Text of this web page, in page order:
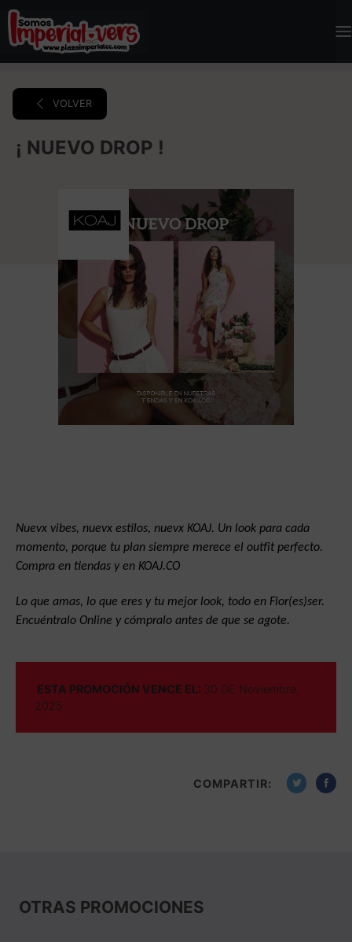
VOLVER
¡ NUEVO DROP !
Nuevx vibes, nuevx estilos, nuevx KOAJ. Un look para cada
momento, porque tu plan siempre merece el outfit perfecto.
Compra en tiendas y en KOAJ.CO
Lo que amas, lo que eres y tu mejor look, todo en Flor(es)ser.
Encuéntralo Online y cómpralo antes de que se agote.
ESTA PROMOCIÓN VENCE EL: 30 DE Noviembre,
2025
COMPARTIR:
OTRAS PROMOCIONES